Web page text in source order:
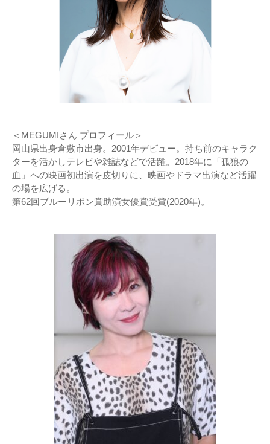
＜MEGUMIさん プロフィール＞
岡山県出身倉敷市出身。2001年デビュー。持ち前のキャラク
ターを活かしテレビや雑誌などで活躍。2018年に「孤狼の
血」への映画初出演を皮切りに、映画やドラマ出演など活躍
の場を広げる。
第62回ブルーリボン賞助演女優賞受賞(2020年)。